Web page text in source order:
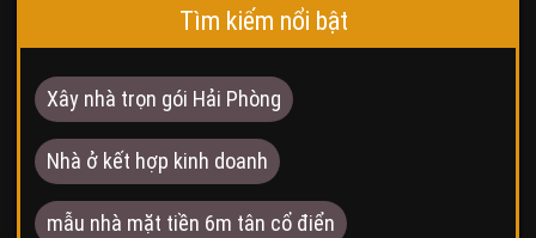
Tìm kiếm nổi bật
Xây nhà trọn gói Hải Phòng
Nhà ở kết hợp kinh doanh
mẫu nhà mặt tiền 6m tân cổ điển